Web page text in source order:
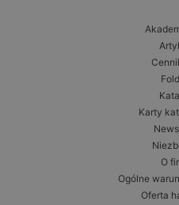
Karty
O
Ogólne
Oferta